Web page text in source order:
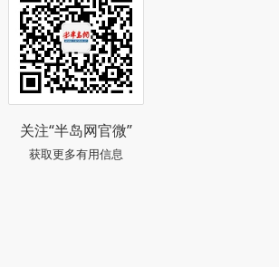
关注“半岛网官微”
获取更多有用信息